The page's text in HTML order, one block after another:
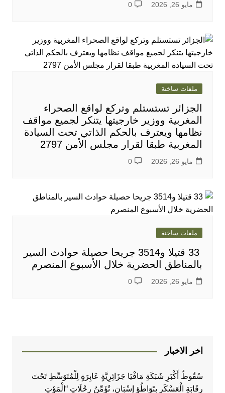
مايو 26, 2026 0
ملفات ساخنة
الجزائر تستستلم وتركع لواقع الصحراء
المغربية ووزير خارجيتها يتنكر لجميع مواقف
نظامها ويعترف بالحكم الذاتي تحت السيادة
المغربية طبقا لقرار مجلس الأمن 2797
مايو 26, 2026 0
ملفات ساخنة
33 قتيلا و3514 جريحا حصيلة حوادث السير
بالمناطق الحضرية خلال الأسبوع المنصرم
مايو 26, 2026 0
اخر الاخبار
سُقُوطُ أَكْبَرِ شَبَكَةِ مَافْيَا جَزَائِرِيَّةٍ عَابِرَةٍ لِلْمُتَوَسِّطِ تَحْتَ
رِقَابَةِ الْعَسْكَرِ بِتَوَاطُؤِ إِسْبَانٍ، تُؤَمِّنُ رِحْلَاتِ “الْمَوْتِ